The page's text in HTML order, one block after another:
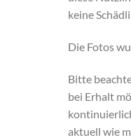
keine
Die Fotos
Bitte
bei Erhalt
aktuell wie